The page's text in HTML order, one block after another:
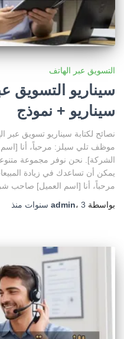
التسويق عبر الهاتف
سيناريو التسويق
سيناريو + نموذج
نصائح لكتابة سيناريو تسويق عبر
موظف تلي سيلز: مرحباً، أنا
الشركة]. نحن نوفر مجموعة
يمكن أن تساعدك في زيادة
مرحباً، أنا [اسم العميل] صاحب
بواسطة
admin، 3 سنوات منذ